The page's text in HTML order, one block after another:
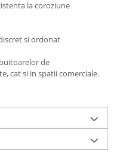
la coroziune
si ordonat
de
cat si in spatii comerciale.